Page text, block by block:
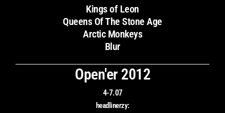
Kings of Leon
Queens Of The Stone Age
Arctic Monkeys
Blur
Open'er 2012
4-7.07
headlinerzy: